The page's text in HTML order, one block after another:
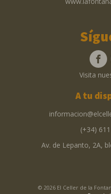
Visita
A tu
(+34)
Av. de Lepanto, 2A,
© 2026 El Celler de la